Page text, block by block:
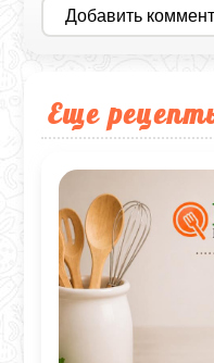
Добавить
Еще